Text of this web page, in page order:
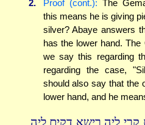
2. Proof (cont.): The
this means he is giving
silver? Abaye answers
has the lower hand.
we say this regarding
regarding the case,
should also say that the
lower hand, and he
ליה רישא דקים ליה